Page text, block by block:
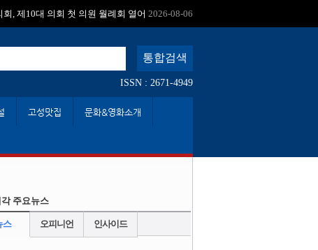
회, 제10대 의회 첫 의원 월례회 열어 2026-08-06
ISSN : 2671-4949
고성맛집 문화&영화소개
각 주요뉴스
스 오피니언 인사이드